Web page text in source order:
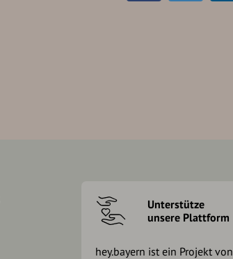
Unterstütze
unsere Plattform
hey.bayern ist ein Projekt von